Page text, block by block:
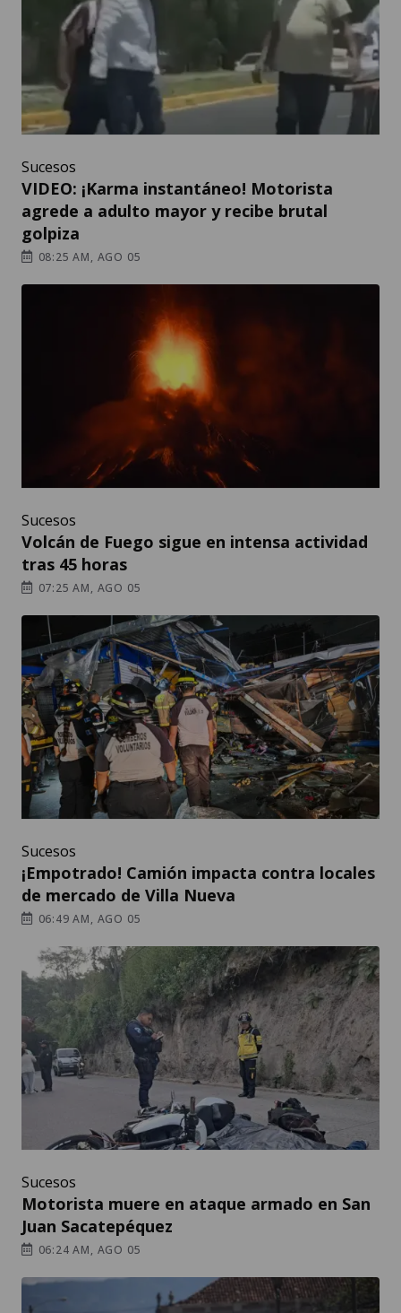
Sucesos
VIDEO: ¡Karma instantáneo! Motorista
agrede a adulto mayor y recibe brutal
golpiza
08:25 AM, AGO 05
Sucesos
Volcán de Fuego sigue en intensa actividad
tras 45 horas
07:25 AM, AGO 05
Sucesos
¡Empotrado! Camión impacta contra locales
de mercado de Villa Nueva
06:49 AM, AGO 05
Sucesos
Motorista muere en ataque armado en San
Juan Sacatepéquez
06:24 AM, AGO 05